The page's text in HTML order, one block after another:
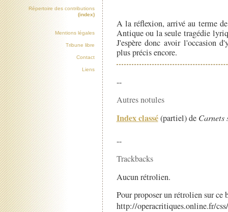
A la réflexion, arrivé au terme
Antique ou la seule tragédie
J'espère donc avoir l'occasion
plus précis encore.
--
Autres notules
Index classé(partiel) de Carnets
--
Trackbacks
Aucun rétrolien.
Pour proposer un rétrolien sur
http://operacritiques.online.fr/
Répertoire des contributions
(index)
Mentions légales
Tribune libre
Contact
Liens